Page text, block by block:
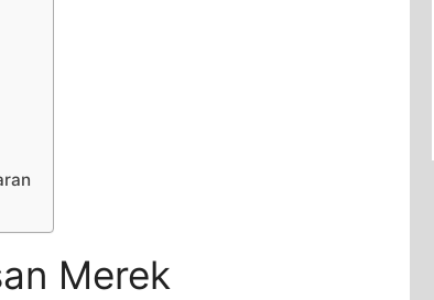
Merek